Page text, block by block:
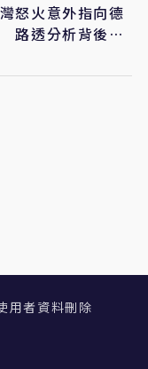
怒火意外指向德
路透分析背後原
用者資料刪除